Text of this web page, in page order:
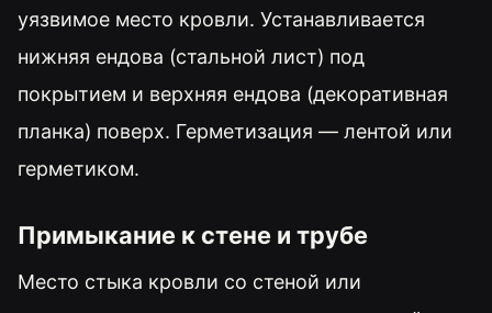
уязвимое место кровли. Устанавливается
нижняя ендова (стальной лист) под
покрытием и верхняя ендова (декоративная
планка) поверх. Герметизация — лентой или
герметиком.
Примыкание к стене и трубе
Место стыка кровли со стеной или